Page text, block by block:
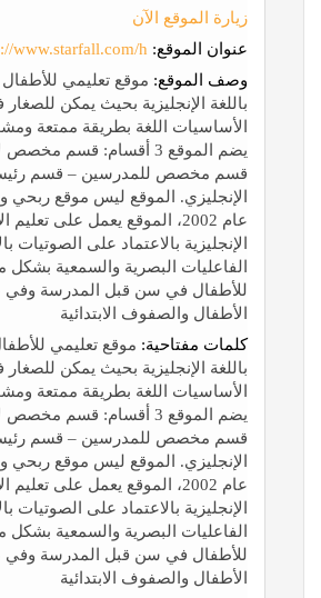
زيارة الموقع الآن
عنوان الموقع: www.starfall.com/h/
وصف الموقع: موقع تعليمي
باللغة الإنجليزية بحيث يمكن للصغار
الأساسيات اللغة بطريقة ممتعة
يضم الموقع 3 أقسام: قسم
قسم مخصص للمدرسين – قسم
الإنجليزي. الموقع ليس موقع ربحي
عام 2002، الموقع يعمل على
الإنجليزية بالاعتماد على الصوتيات
الفاعليات البصرية والسمعية
للأطفال في سن قبل المدرسة وفي
الأطفال والصفوف الابتدائية
كلمات مفتاحية: موقع تعليمي
باللغة الإنجليزية بحيث يمكن للصغار
الأساسيات اللغة بطريقة ممتعة
يضم الموقع 3 أقسام: قسم
قسم مخصص للمدرسين – قسم
الإنجليزي. الموقع ليس موقع ربحي
عام 2002، الموقع يعمل على
الإنجليزية بالاعتماد على الصوتيات
الفاعليات البصرية والسمعية
للأطفال في سن قبل المدرسة وفي
الأطفال والصفوف الابتدائية